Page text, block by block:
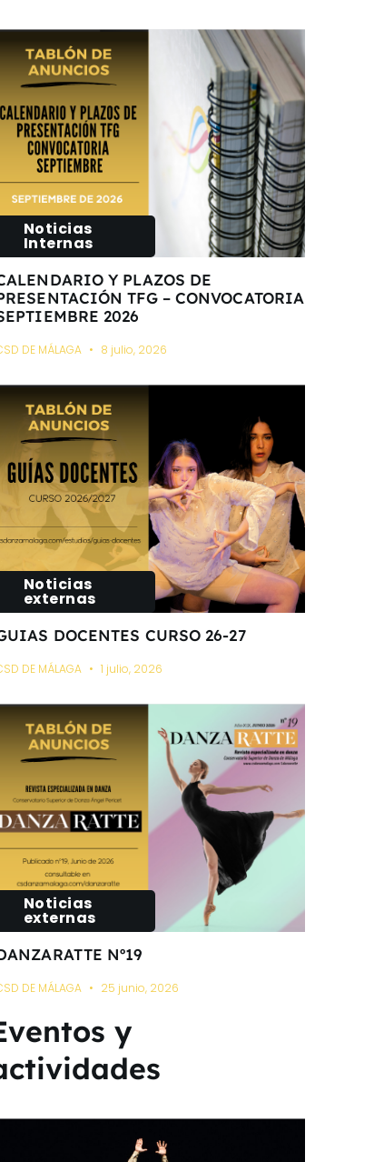
Noticias
Internas
Y PLAZOS DE
TFG – CONVOCATORIA
2026
DE MÁLAGA 8 julio, 2026
Noticias
externas
DOCENTES CURSO 26-27
DE MÁLAGA 1 julio, 2026
Noticias
externas
Nº19
DE MÁLAGA 25 junio, 2026
y